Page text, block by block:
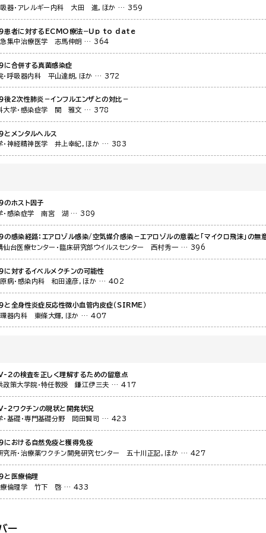
器・アレルギー内科
大田 進，ほか … 359
者に対するECMO療法−Up to date
集中治療医学
志馬伸朗 … 364
合併する真菌感染症
呼吸器内科
平山達朗，ほか … 372
2次性肺炎－インフルエンザとの対比－
学・感染症学
関 雅文 … 378
メンタルヘルス
神経精神医学
井上幸紀，ほか … 383
ホスト因子
感染症学
南宮 湖 … 389
染経路：エアロゾル感染/空気媒介感染－エアロゾルの意義と「マイクロ飛沫」の無
台医療センター・臨床研究部ウイルスセンター
西村秀一 … 396
対するイベルメクチンの可能性
病・感染内科
和田達彦，ほか … 402
全身性炎症反応性微小血管内皮症（SIRME）
器内科
東條大輝，ほか … 407
の検査を正しく理解するための留意点
策大学院・特任教授
鎌江伊三夫 … 417
ワクチンの現状と開発状況
基礎・専門基礎分野
岡田賢司 … 423
おける自然免疫と獲得免疫
所・治療薬ワクチン開発研究センター
五十川正記，ほか … 427
医療倫理
倫理学
竹下 啓… 433
ー